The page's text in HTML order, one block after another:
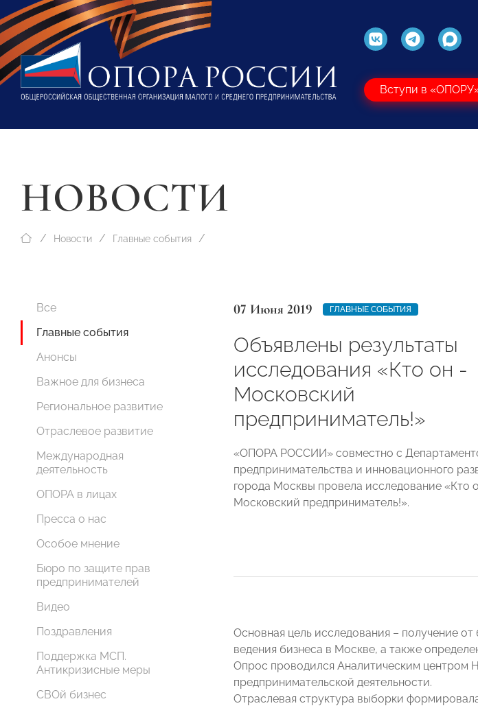
Вступи в
НОВОСТИ
Новости Главные события
Все
Главные события
Анонсы
Важное для бизнеса
Региональное развитие
Отраслевое развитие
Международная
деятельность
ОПОРА в лицах
Пресса о нас
Особое мнение
Бюро по защите прав
предпринимателей
Видео
Поздравления
Поддержка МСП.
Антикризисные меры
СВОй бизнес
07 Июня 2019 ГЛАВНЫЕ СОБЫТИЯ
Объявлены результаты
исследования «Кто он -
Московский
предприниматель!»
«ОПОРА РОССИИ» совместно с
предпринимательства и инновационного
города Москвы провела исследование «Кто
Московский предприниматель!».
Основная цель исследования – получение
ведения бизнеса в Москве, а также
Опрос проводился Аналитическим центром
предпринимательской деятельности.
Отраслевая структура выборки